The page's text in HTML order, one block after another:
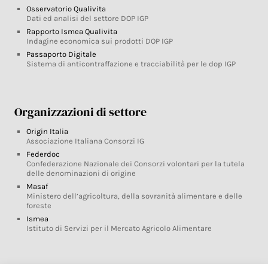
Osservatorio Qualivita
Dati ed analisi del settore DOP IGP
Rapporto Ismea Qualivita
Indagine economica sui prodotti DOP IGP
Passaporto Digitale
Sistema di anticontraffazione e tracciabilità per le dop IGP
Organizzazioni di settore
Origin Italia
Associazione Italiana Consorzi IG
Federdoc
Confederazione Nazionale dei Consorzi volontari per la tutela
delle denominazioni di origine
Masaf
Ministero dell’agricoltura, della sovranità alimentare e delle
foreste
Ismea
Istituto di Servizi per il Mercato Agricolo Alimentare